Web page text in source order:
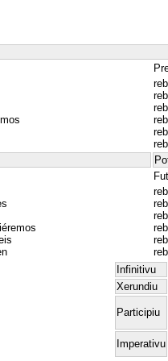
Infinitivu
Xerundiu
Participiu
Imperativu